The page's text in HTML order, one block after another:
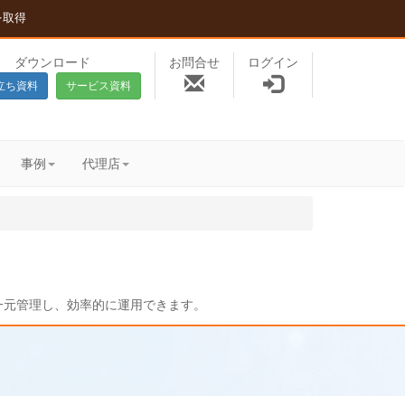
得
ダウンロード
ち資料 サービス資料
お問合せ ログイン
事例 代理店
管理し、効率的に運用できます。